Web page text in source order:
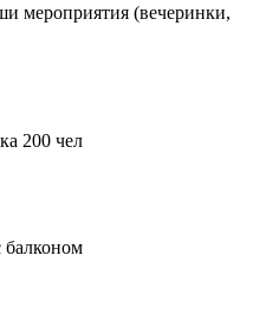
мероприятия (вечеринки,
200 чел
балконом